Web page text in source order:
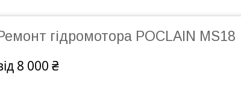
гідромотора POCLAIN MS18
8 000 ₴